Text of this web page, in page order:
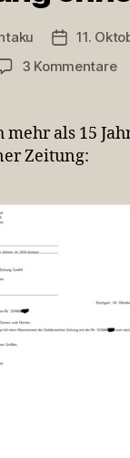
11.
3 Kommentarezu
mehr als 15
Zeitung: